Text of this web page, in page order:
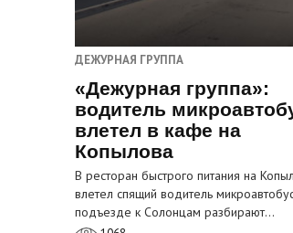
ДЕЖУРНАЯ ГРУППА
«Дежурная группа»:
водитель
влетел в кафе на
Копылова
В ресторан быстрого питания на
влетел спящий водитель
подъезде к Солонцам разбирают…